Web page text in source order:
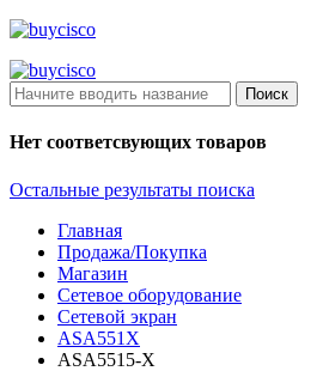
Поиск
Нет соответсвующих товаров
Остальные результаты поиска
Главная
Продажа/Покупка
Магазин
Сетевое оборудование
Сетевой экран
ASA551X
ASA5515-X